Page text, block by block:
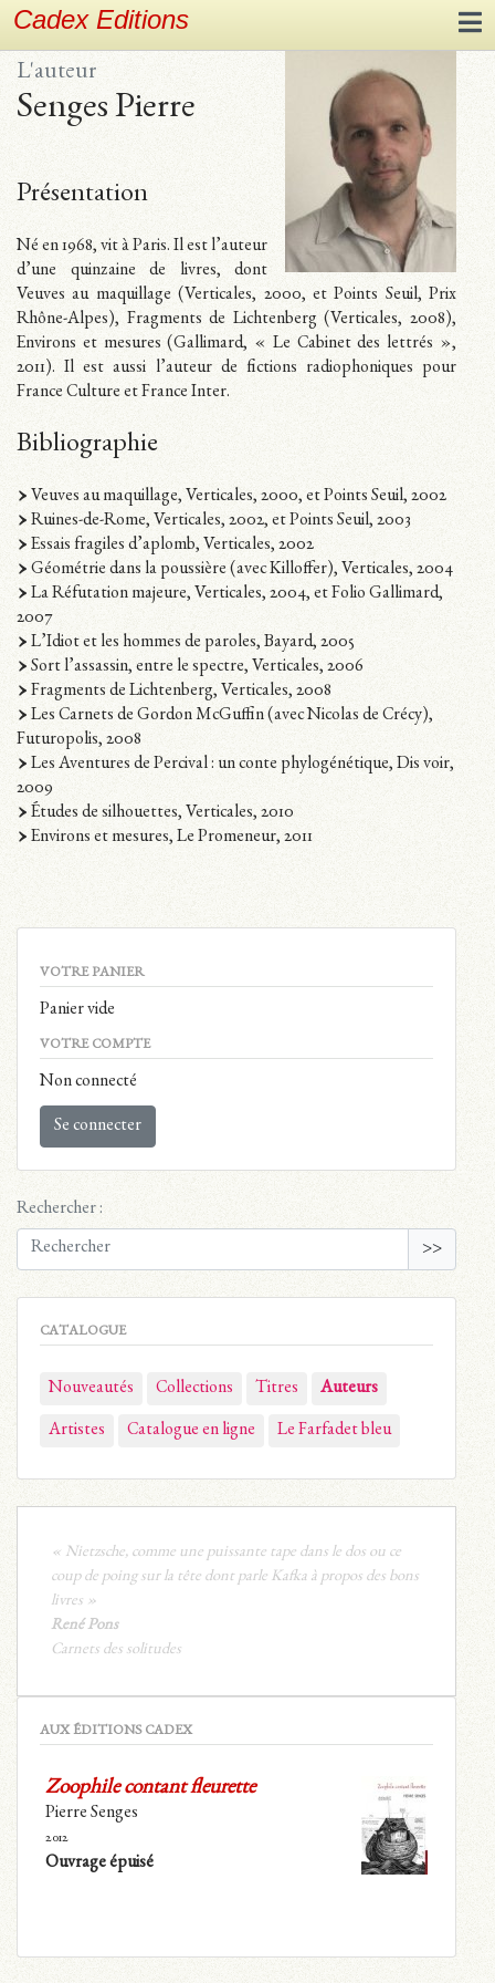
Cadex Editions
L'auteur
Senges Pierre
Présentation
Né en 1968, vit à Paris. Il est l’auteur
d’une quinzaine de livres, dont
Veuves au maquillage (Verticales, 2000, et Points Seuil, Prix
Rhône-Alpes), Fragments de Lichtenberg (Verticales, 2008),
Environs et mesures (Gallimard, « Le Cabinet des lettrés »,
2011). Il est aussi l’auteur de fictions radiophoniques pour
France Culture et France Inter.
Bibliographie
Veuves au maquillage, Verticales, 2000, et Points Seuil, 2002
Ruines-de-Rome, Verticales, 2002, et Points Seuil, 2003
Essais fragiles d’aplomb, Verticales, 2002
Géométrie dans la poussière (avec Killoffer), Verticales, 2004
La Réfutation majeure, Verticales, 2004, et Folio Gallimard,
2007
L’Idiot et les hommes de paroles, Bayard, 2005
Sort l’assassin, entre le spectre, Verticales, 2006
Fragments de Lichtenberg, Verticales, 2008
Les Carnets de Gordon McGuffin (avec Nicolas de Crécy),
Futuropolis, 2008
Les Aventures de Percival : un conte phylogénétique, Dis voir,
2009
Études de silhouettes, Verticales, 2010
Environs et mesures, Le Promeneur, 2011
VOTRE PANIER
Panier vide
VOTRE COMPTE
Non connecté
Se connecter
Rechercher :
>>
CATALOGUE
Nouveautés Collections Titres Auteurs
Artistes Catalogue en ligne Le Farfadet bleu
« Nietzsche, comme une puissante tape dans le dos ou ce
coup de poing sur la tête dont parle Kafka à propos des bons
livres »
René Pons
Carnets des solitudes
AUX ÉDITIONS CADEX
Zoophile contant fleurette
Pierre Senges
2012
Ouvrage épuisé